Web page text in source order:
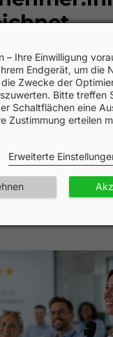
Relevanz,
durch
hohe
5 Sterne
– Ihre Einwilligung
Endgerät, um die
Zwecke der
Bitte treffen
Schaltflächen eine
Zustimmung erteilen
Erweiterte